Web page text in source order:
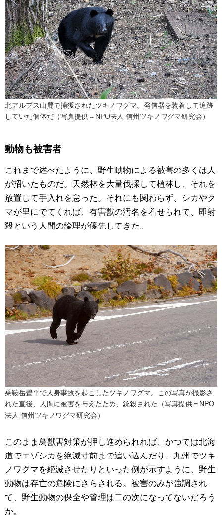
北アルプス山麓で捕獲されたツキノワグマ。発信器を装着して追跡
していた個体だ（写真提供＝NPO法人 信州ツキノワグマ研究会）
動物も被害者
これまで述べたように、野生動物による被害の多くは人
が招いたものだ。天然林を大量伐採して植林し、それを
放置して手入れを怠った。それにも関わらず、シカやク
マが里にでてくれば、有害獣の汚名を着せられて、即射
殺という人間の論理が優先してきた。
乗鞍岳畳平で人身事故を起こしたツキノワグマ。この写真が撮影さ
れた直後、人間に被害を与えたため、銃殺された（写真提供＝NPO
法人 信州ツキノワグマ研究会）
このまま鳥獣害対策が押し進められれば、かつては北海
道でエゾシカを絶滅寸前まで追い込んだり、九州でツキ
ノワグマを絶滅させたりといった例が示すように、野生
動物は存亡の危険にさらされる。被害のみが強調され
て、野生動物の保全や管理は二の次になってないだろう
か。